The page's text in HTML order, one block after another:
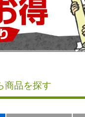
商品を探す